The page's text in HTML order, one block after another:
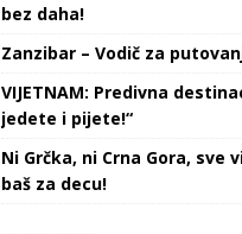
bez daha!
Zanzibar – Vodič za
VIJETNAM: Predivna
jedete i pijete!“
Ni Grčka, ni Crna Gora,
baš za decu!